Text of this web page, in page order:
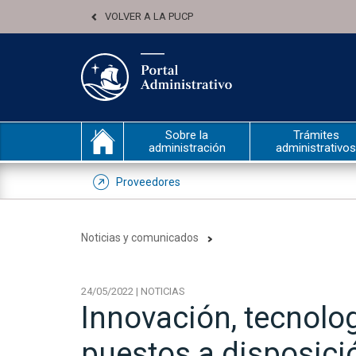
VOLVER A LA PUCP
Sobre la
administración
Trámites
administrativos
Proveedores
Noticias y comunicados
24/05/2022 | NOTICIAS
Innovación,